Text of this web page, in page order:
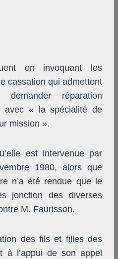
en invoquant les
cassation qui admettent
réparation
avec « la spécialité de
mission ».
est intervenue par
1980, alors que
n’a été rendue que le
jonction des diverses
M. Faurisson.
des fils et filles des
à l’appui de son appel